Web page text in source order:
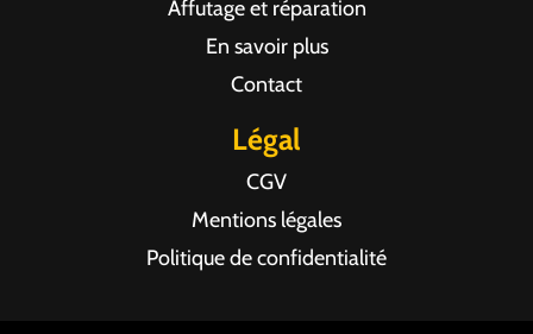
Affutage et réparation
En savoir plus
Contact
Légal
CGV
Mentions légales
Politique de confidentialité